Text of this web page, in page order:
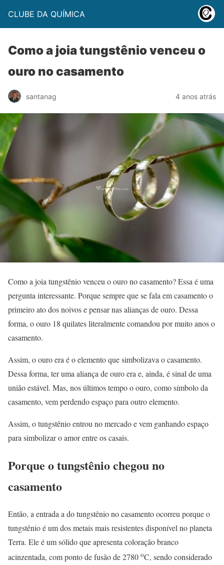
CLUBE DA QUÍMICA
Como a joia tungstênio venceu o
ouro no casamento
santanag 4 anos atrás
Como a joia tungstênio venceu o ouro no casamento? Essa é uma
pergunta interessante. Porque sempre que se fala em casamento o
primeiro ato dos noivos e pensar nas alianças de ouro. Dessa
forma, o ouro 18 quilates literalmente comandou por muito anos o
casamento.
Assim, o ouro era é o elemento que simbolizava o casamento.
Dessa forma, ter uma aliança de ouro era e, ainda, é sinal de uma
união estável. Mas, nos últimos tempo o ouro, como símbolo da
casamento, vem perdendo espaço para outro elemento.
Assim, o tungstênio entrou no mercado e vem ganhando espaço
para simbolizar o amor entre os casais.
Porque o tungstênio chegou no
casamento
Então, a entrada a do tungstênio no casamento ocorreu porque o
tungstênio é um dos metais mais resistentes disponível no planeta
Terra. Ele é um sólido que apresenta coloração branco
acinzentada, com ponto de fusão de 2780 oC, sendo considerado